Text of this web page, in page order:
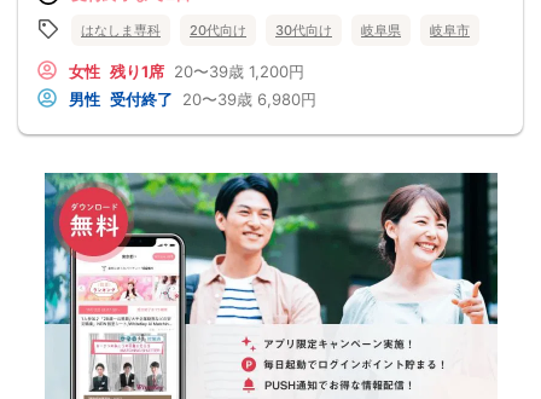
はなしま専科 20代向け 30代向け 岐阜県 岐阜市
女性 残り1席 20〜39歳 1,200円
男性 受付終了 20〜39歳 6,980円